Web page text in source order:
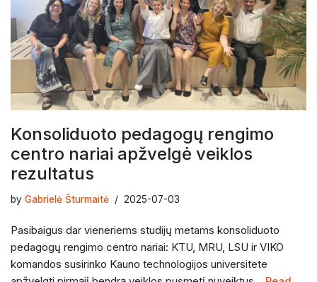
Konsoliduoto pedagogų rengimo
centro nariai apžvelgė veiklos
rezultatus
by Gabrielė Šturmaitė 2025-07-03
Pasibaigus dar vieneriems studijų metams konsoliduoto
pedagogų rengimo centro nariai: KTU, MRU, LSU ir VIKO
komandos susirinko Kauno technologijos universitete